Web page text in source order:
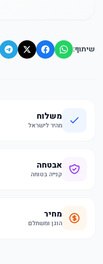
שיתוף:
משלוח
מהיר לישראל
אבטחה
קנייה בטוחה
מחיר
הוגן ומשתלם